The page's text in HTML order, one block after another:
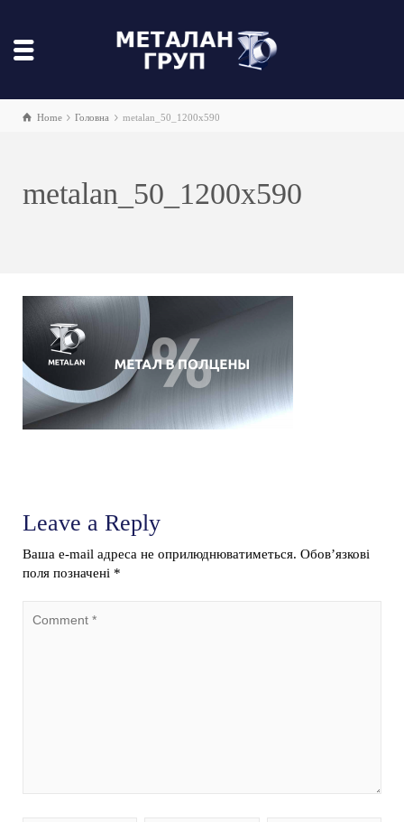
Home Головна metalan_50_1200x590
metalan_50_1200x590
Leave a Reply
Ваша e-mail адреса не оприлюднюватиметься. Обов’язкові
поля позначені *